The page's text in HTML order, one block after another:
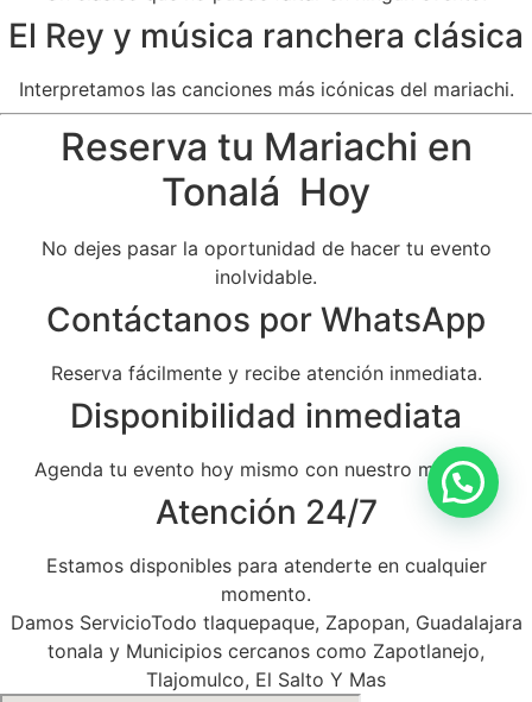
El Rey y música ranchera clásica
Interpretamos las canciones más icónicas del mariachi.
Reserva tu Mariachi en
Tonalá Hoy
No dejes pasar la oportunidad de hacer tu evento
inolvidable.
Contáctanos por WhatsApp
Reserva fácilmente y recibe atención inmediata.
Disponibilidad inmediata
Agenda tu evento hoy mismo con nuestro mariachi.
Atención 24/7
Estamos disponibles para atenderte en cualquier
momento.
Damos ServicioTodo tlaquepaque, Zapopan, Guadalajara
tonala y Municipios cercanos como Zapotlanejo,
Tlajomulco, El Salto Y Mas